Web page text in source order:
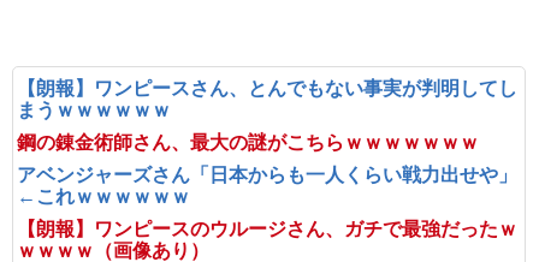
【朗報】ワンピースさん、とんでもない事実が判明してし
まうｗｗｗｗｗｗ
鋼の錬金術師さん、最大の謎がこちらｗｗｗｗｗｗｗ
アベンジャーズさん「日本からも一人くらい戦力出せや」
←これｗｗｗｗｗｗ
【朗報】ワンピースのウルージさん、ガチで最強だったｗ
ｗｗｗｗ（画像あり）